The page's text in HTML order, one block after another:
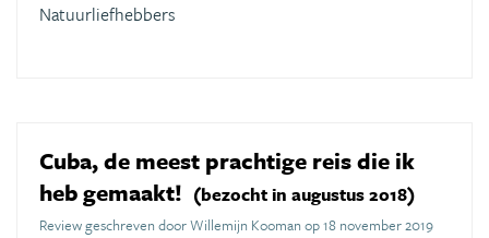
Natuurliefhebbers
Cuba, de meest prachtige reis die ik
heb gemaakt! (bezocht in augustus 2018)
Review geschreven door Willemijn Kooman op 18 november 2019